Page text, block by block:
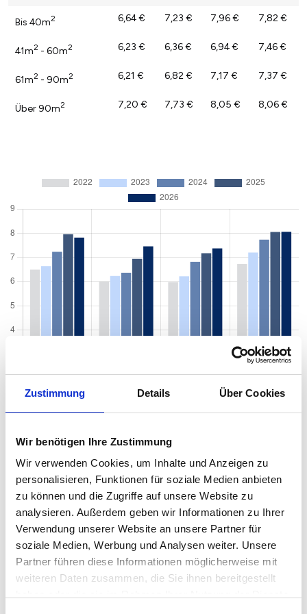
Zustimmung Details Über Cookies
Wir benötigen Ihre Zustimmung
Wir verwenden Cookies, um Inhalte und Anzeigen zu
personalisieren, Funktionen für soziale Medien anbieten
zu können und die Zugriffe auf unsere Website zu
analysieren. Außerdem geben wir Informationen zu Ihrer
Verwendung unserer Website an unsere Partner für
soziale Medien, Werbung und Analysen weiter. Unsere
Partner führen diese Informationen möglicherweise mit
weiteren Daten zusammen, die Sie ihnen bereitgestellt
Bis 40m2 6,64 € 7,23 € 7,96 € 7,82 €
41m2 - 60m2 6,23 € 6,36 € 6,94 € 7,46 €
61m2 - 90m2 6,21 € 6,82 € 7,17 € 7,37 €
Über 90m2 7,20 € 7,73 € 8,05 € 8,06 €
Mietspiegel nach Baujahr pro qm 2026 in
Neustrelitz
Der Mietpreis einer Wohnung in Neustrelitz hängt von einer
Vielzahl von Faktoren ab, und eines der entscheidenden Kriterien
ist das Baujahr der Immobilie. Das Alter eines Gebäudes kann
einen erheblichen Einfluss auf den Mietpreis haben, da es
wichtige Informationen über den Zustand, die Ausstattung und